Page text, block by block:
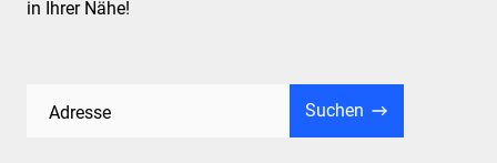
in Ihrer Nähe!
Adresse Suchen